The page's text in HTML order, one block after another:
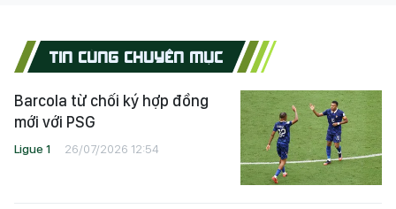
TIN CÙNG CHUYÊN MỤC
Barcola từ chối ký hợp đồng
mới với PSG
Ligue 1 26/07/2026 12:54